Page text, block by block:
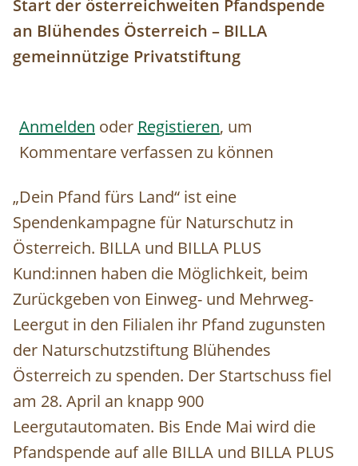
Start der österreichweiten Pfandspende
an Blühendes Österreich – BILLA
gemeinnützige Privatstiftung
Anmelden oder Registieren, um
Kommentare verfassen zu können
„Dein Pfand fürs Land“ ist eine
Spendenkampagne für Naturschutz in
Österreich. BILLA und BILLA PLUS
Kund:innen haben die Möglichkeit, beim
Zurückgeben von Einweg- und Mehrweg-
Leergut in den Filialen ihr Pfand zugunsten
der Naturschutzstiftung Blühendes
Österreich zu spenden. Der Startschuss fiel
am 28. April an knapp 900
Leergutautomaten. Bis Ende Mai wird die
Pfandspende auf alle BILLA und BILLA PLUS